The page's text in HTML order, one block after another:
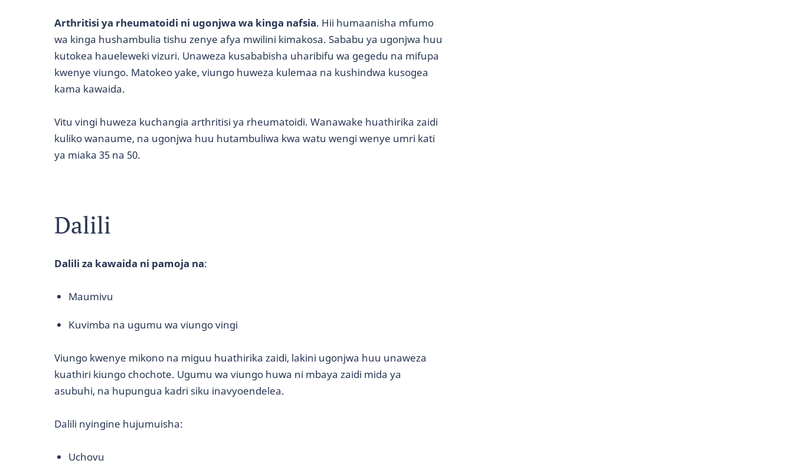
Arthritisi ya rheumatoidi ni ugonjwa wa kinga nafsia. Hii humaanisha mfumo
wa kinga hushambulia tishu zenye afya mwilini kimakosa. Sababu ya ugonjwa huu
kutokea haueleweki vizuri. Unaweza kusababisha uharibifu wa gegedu na mifupa
kwenye viungo. Matokeo yake, viungo huweza kulemaa na kushindwa kusogea
kama kawaida.
Vitu vingi huweza kuchangia arthritisi ya rheumatoidi. Wanawake huathirika zaidi
kuliko wanaume, na ugonjwa huu hutambuliwa kwa watu wengi wenye umri kati
ya miaka 35 na 50.
Dalili
Dalili za kawaida ni pamoja na:
Maumivu
Kuvimba na ugumu wa viungo vingi
Viungo kwenye mikono na miguu huathirika zaidi, lakini ugonjwa huu unaweza
kuathiri kiungo chochote. Ugumu wa viungo huwa ni mbaya zaidi mida ya
asubuhi, na hupungua kadri siku inavyoendelea.
Dalili nyingine hujumuisha:
Uchovu